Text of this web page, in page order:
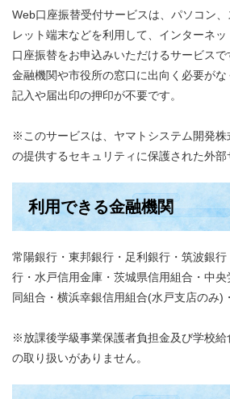
Web口座振替受付サービスは、パソコン
レット端末などを利用して、インターネ
口座振替をお申込みいただけるサービスで
金融機関や市役所の窓口に出向く必要が
記入や届出印の押印が不要です。
※このサービスは、ヤマトシステム開発
の提供するセキュリティに保護された外部
利用できる金融機関
常陽銀行・東邦銀行・足利銀行・筑波銀
行・水戸信用金庫・茨城県信用組合・中
同組合・横浜幸銀信用組合(水戸支店のみ)
※放課後学級事業保護者負担金及び学校
の取り扱いがありません。